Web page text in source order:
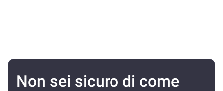
Non sei sicuro di come